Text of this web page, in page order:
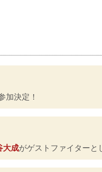
加決定！
大成がゲストファイターと